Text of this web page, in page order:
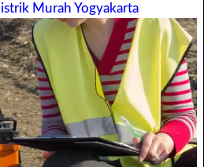
Murah Yogyakarta